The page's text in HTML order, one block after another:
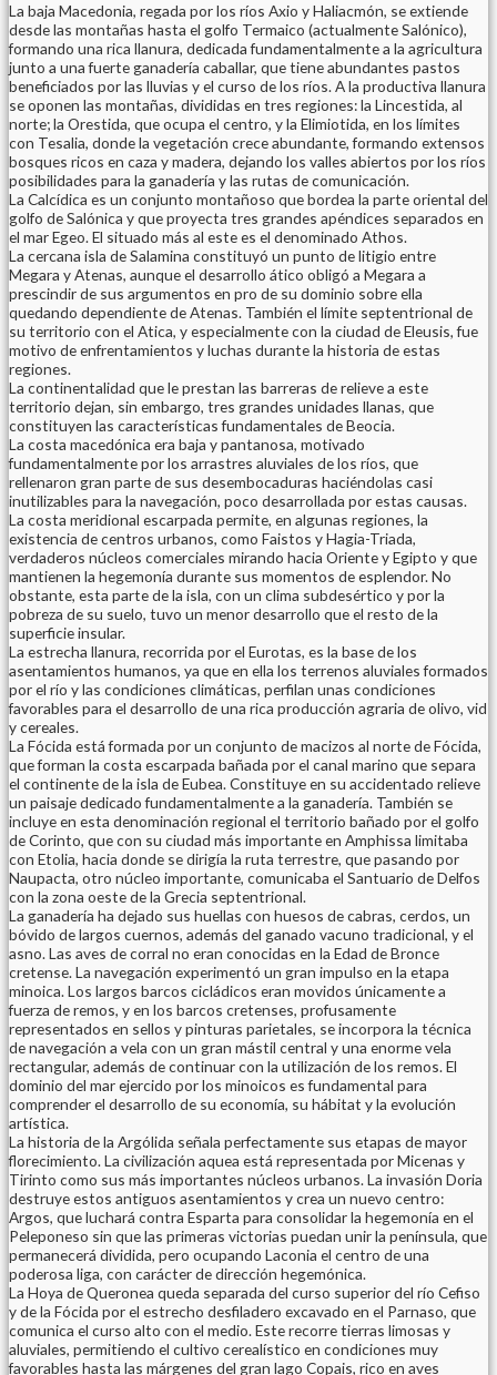
La baja Macedonia, regada por los ríos Axio y Haliacmón, se extiende
desde las montañas hasta el golfo Termaico (actualmente Salónico),
formando una rica llanura, dedicada fundamentalmente a la agricultura
junto a una fuerte ganadería caballar, que tiene abundantes pastos
beneficiados por las lluvias y el curso de los ríos. A la productiva llanura
se oponen las montañas, divididas en tres regiones: la Lincestida, al
norte; la Orestida, que ocupa el centro, y la Elimiotida, en los límites
con Tesalia, donde la vegetación crece abundante, formando extensos
bosques ricos en caza y madera, dejando los valles abiertos por los ríos
posibilidades para la ganadería y las rutas de comunicación.
La Calcídica es un conjunto montañoso que bordea la parte oriental del
golfo de Salónica y que proyecta tres grandes apéndices separados en
el mar Egeo. El situado más al este es el denominado Athos.
La cercana isla de Salamina constituyó un punto de litigio entre
Megara y Atenas, aunque el desarrollo ático obligó a Megara a
prescindir de sus argumentos en pro de su dominio sobre ella
quedando dependiente de Atenas. También el límite septentrional de
su territorio con el Atica, y especialmente con la ciudad de Eleusis, fue
motivo de enfrentamientos y luchas durante la historia de estas
regiones.
La continentalidad que le prestan las barreras de relieve a este
territorio dejan, sin embargo, tres grandes unidades llanas, que
constituyen las características fundamentales de Beocia.
La costa macedónica era baja y pantanosa, motivado
fundamentalmente por los arrastres aluviales de los ríos, que
rellenaron gran parte de sus desembocaduras haciéndolas casi
inutilizables para la navegación, poco desarrollada por estas causas.
La costa meridional escarpada permite, en algunas regiones, la
existencia de centros urbanos, como Faistos y Hagia-Triada,
verdaderos núcleos comerciales mirando hacia Oriente y Egipto y que
mantienen la hegemonía durante sus momentos de esplendor. No
obstante, esta parte de la isla, con un clima subdesértico y por la
pobreza de su suelo, tuvo un menor desarrollo que el resto de la
superficie insular.
La estrecha llanura, recorrida por el Eurotas, es la base de los
asentamientos humanos, ya que en ella los terrenos aluviales formados
por el río y las condiciones climáticas, perfilan unas condiciones
favorables para el desarrollo de una rica producción agraria de olivo, vid
y cereales.
La Fócida está formada por un conjunto de macizos al norte de Fócida,
que forman la costa escarpada bañada por el canal marino que separa
el continente de la isla de Eubea. Constituye en su accidentado relieve
un paisaje dedicado fundamentalmente a la ganadería. También se
incluye en esta denominación regional el territorio bañado por el golfo
de Corinto, que con su ciudad más importante en Amphissa limitaba
con Etolia, hacia donde se dirigía la ruta terrestre, que pasando por
Naupacta, otro núcleo importante, comunicaba el Santuario de Delfos
con la zona oeste de la Grecia septentrional.
La ganadería ha dejado sus huellas con huesos de cabras, cerdos, un
bóvido de largos cuernos, además del ganado vacuno tradicional, y el
asno. Las aves de corral no eran conocidas en la Edad de Bronce
cretense. La navegación experimentó un gran impulso en la etapa
minoica. Los largos barcos cicládicos eran movidos únicamente a
fuerza de remos, y en los barcos cretenses, profusamente
representados en sellos y pinturas parietales, se incorpora la técnica
de navegación a vela con un gran mástil central y una enorme vela
rectangular, además de continuar con la utilización de los remos. El
dominio del mar ejercido por los minoicos es fundamental para
comprender el desarrollo de su economía, su hábitat y la evolución
artística.
La historia de la Argólida señala perfectamente sus etapas de mayor
florecimiento. La civilización aquea está representada por Micenas y
Tirinto como sus más importantes núcleos urbanos. La invasión Doria
destruye estos antiguos asentamientos y crea un nuevo centro:
Argos, que luchará contra Esparta para consolidar la hegemonía en el
Peleponeso sin que las primeras victorias puedan unir la península, que
permanecerá dividida, pero ocupando Laconia el centro de una
poderosa liga, con carácter de dirección hegemónica.
La Hoya de Queronea queda separada del curso superior del río Cefiso
y de la Fócida por el estrecho desfiladero excavado en el Parnaso, que
comunica el curso alto con el medio. Este recorre tierras limosas y
aluviales, permitiendo el cultivo cerealístico en condiciones muy
favorables hasta las márgenes del gran lago Copais, rico en aves